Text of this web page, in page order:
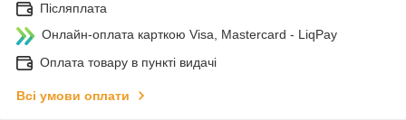
Післяплата
Онлайн-оплата карткою Visa, Mastercard - LiqPay
Оплата товару в пункті видачі
Всі умови оплати